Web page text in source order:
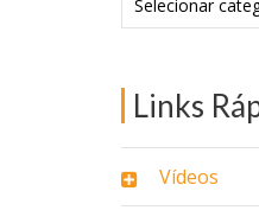
Links
Vídeos